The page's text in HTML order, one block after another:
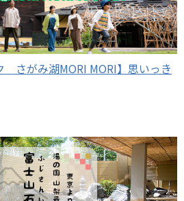
さがみ湖MORI MORI】思いっき